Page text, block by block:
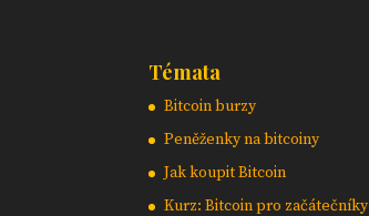
Témata
Bitcoin burzy
Peněženky na bitcoiny
Jak koupit Bitcoin
Kurz: Bitcoin pro začátečníky